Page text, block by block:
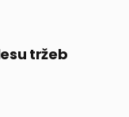
tržeb